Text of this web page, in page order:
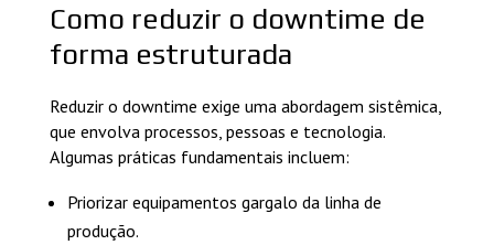
Como reduzir o downtime de
forma estruturada
Reduzir o downtime exige uma abordagem sistêmica,
que envolva processos, pessoas e tecnologia.
Algumas práticas fundamentais incluem:
Priorizar equipamentos gargalo da linha de
produção.